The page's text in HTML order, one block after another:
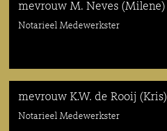
mevrouw M. Neves (Milene)
Notarieel Medewerkster
mevrouw K.W. de Rooij (Kris)
Notarieel Medewerkster